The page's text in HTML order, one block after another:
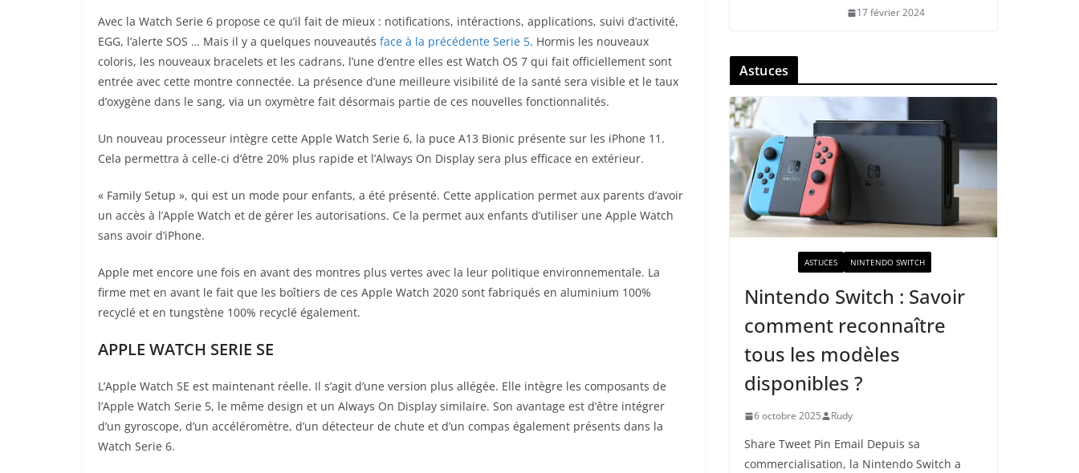
Avec la Watch Serie 6 propose ce qu’il fait de mieux : notifications, intéractions, applications, suivi d’activité,
EGG, l’alerte SOS … Mais il y a quelques nouveautés face à la précédente Serie 5. Hormis les nouveaux
coloris, les nouveaux bracelets et les cadrans, l’une d’entre elles est Watch OS 7 qui fait officiellement sont
entrée avec cette montre connectée. La présence d’une meilleure visibilité de la santé sera visible et le taux
d’oxygène dans le sang, via un oxymètre fait désormais partie de ces nouvelles fonctionnalités.
Un nouveau processeur intègre cette Apple Watch Serie 6, la puce A13 Bionic présente sur les iPhone 11.
Cela permettra à celle-ci d’être 20% plus rapide et l’Always On Display sera plus efficace en extérieur.
« Family Setup », qui est un mode pour enfants, a été présenté. Cette application permet aux parents d’avoir
un accès à l’Apple Watch et de gérer les autorisations. Ce la permet aux enfants d’utiliser une Apple Watch
sans avoir d’iPhone.
Apple met encore une fois en avant des montres plus vertes avec la leur politique environnementale. La
firme met en avant le fait que les boîtiers de ces Apple Watch 2020 sont fabriqués en aluminium 100%
recyclé et en tungstène 100% recyclé également.
APPLE WATCH SERIE SE
L’Apple Watch SE est maintenant réelle. Il s’agit d’une version plus allégée. Elle intègre les composants de
l’Apple Watch Serie 5, le même design et un Always On Display similaire. Son avantage est d’être intégrer
d’un gyroscope, d’un accéléromètre, d’un détecteur de chute et d’un compas également présents dans la
Watch Serie 6.
17 février 2024
Astuces
ASTUCES NINTENDO SWITCH
Nintendo Switch : Savoir
comment reconnaître
tous les modèles
disponibles ?
6 octobre 2025 Rudy
Share Tweet Pin Email Depuis sa
commercialisation, la Nintendo Switch a